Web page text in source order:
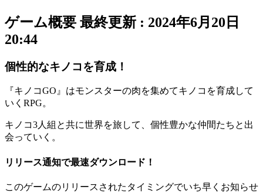
ゲーム概要 最終更新 : 2024年6月20日
20:44
個性的なキノコを育成！
『キノコGO』はモンスターの肉を集めてキノコを育成して
いく RPG。
キノコ3人組と共に世界を旅して、 個性豊かな仲間たち と出
会っていく。
リリース通知で最速ダウンロード！
このゲームのリリースされたタイミングでいち早くお知らせ